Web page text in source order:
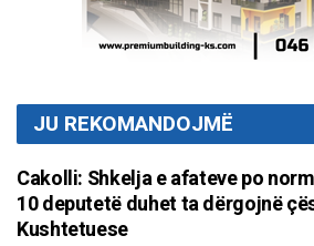
JU REKOMANDOJMË
Cakolli: Shkelja e afateve po
10 deputetë duhet ta dërgojnë
Kushtetuese